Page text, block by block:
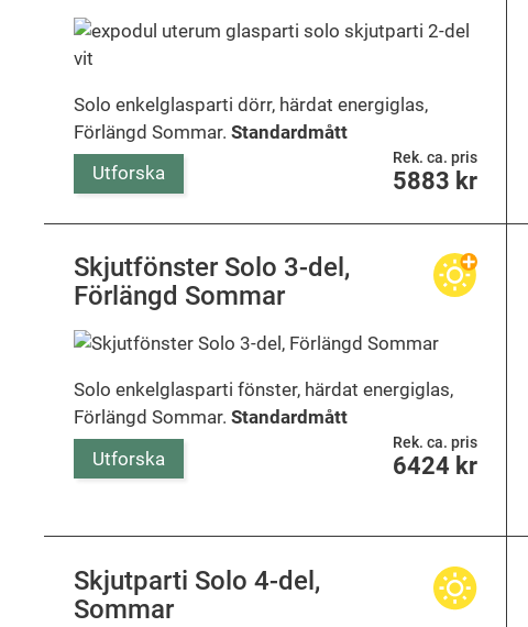
Solo enkelglasparti dörr, härdat energiglas,
Förlängd Sommar.Standardmått
Utforska
Rek. ca. pris
5883 kr
Skjutfönster Solo 3-del,
Förlängd Sommar
Solo enkelglasparti fönster, härdat energiglas,
Förlängd Sommar. Standardmått
Utforska
Rek. ca. pris
6424 kr
Skjutparti Solo 4-del,
Sommar